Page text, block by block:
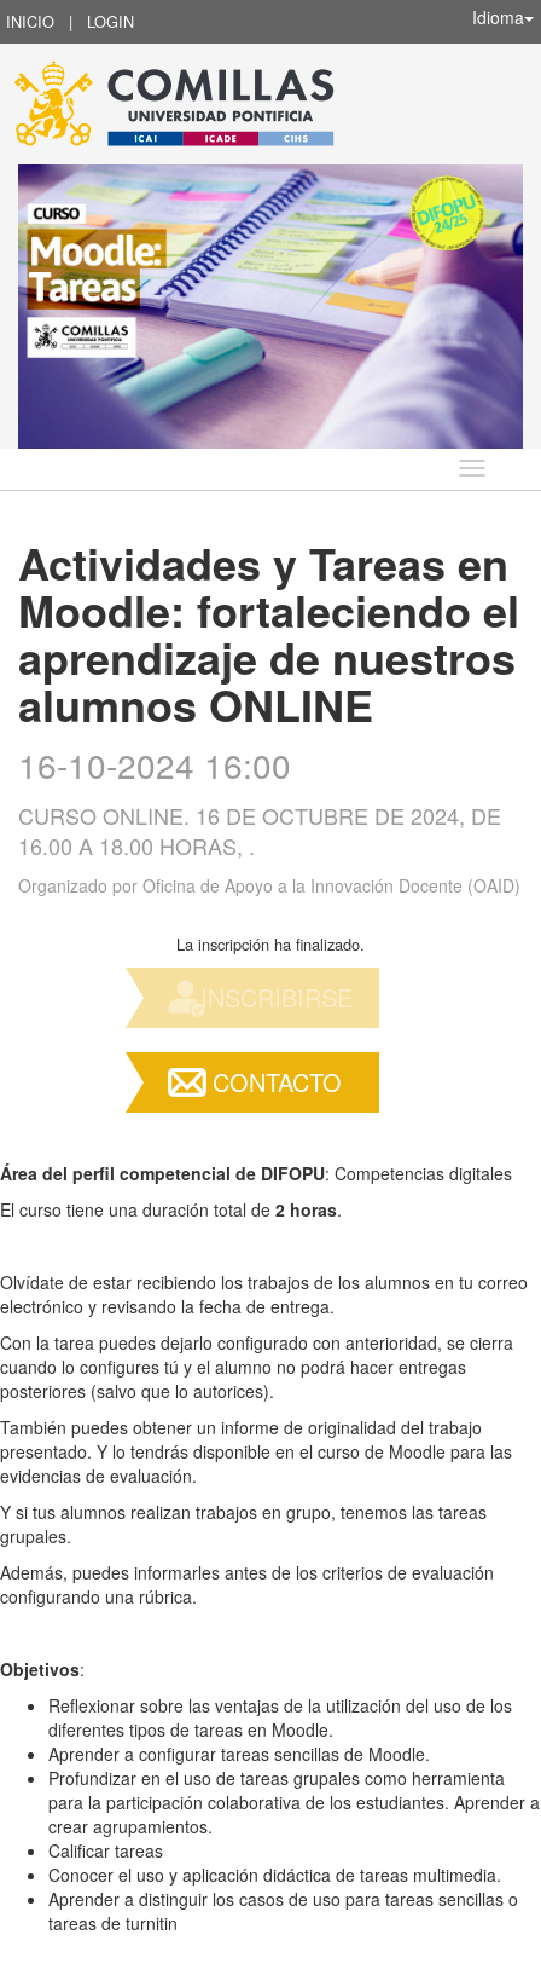
INICIO | LOGIN Idioma
Idioma
Actividades y Tareas en
Moodle: fortaleciendo el
aprendizaje de nuestros
alumnos ONLINE
16-10-2024 16:00
CURSO ONLINE. 16 DE OCTUBRE DE 2024, DE
16.00 A 18.00 HORAS, .
Organizado por Oficina de Apoyo a la Innovación Docente (OAID)
La inscripción ha finalizado.
INSCRIBIRSE
CONTACTO
Área del perfil competencial de DIFOPU: Competencias digitales
El curso tiene una duración total de 2 horas.
Olvídate de estar recibiendo los trabajos de los alumnos en tu correo
electrónico y revisando la fecha de entrega.
Con la tarea puedes dejarlo configurado con anterioridad, se cierra
cuando lo configures tú y el alumno no podrá hacer entregas
posteriores (salvo que lo autorices).
También puedes obtener un informe de originalidad del trabajo
presentado. Y lo tendrás disponible en el curso de Moodle para las
evidencias de evaluación.
Y si tus alumnos realizan trabajos en grupo, tenemos las tareas
grupales.
Además, puedes informarles antes de los criterios de evaluación
configurando una rúbrica.
Objetivos:
Reflexionar sobre las ventajas de la utilización del uso de los
diferentes tipos de tareas en Moodle.
Aprender a configurar tareas sencillas de Moodle.
Profundizar en el uso de tareas grupales como herramienta
para la participación colaborativa de los estudiantes. Aprender a
crear agrupamientos.
Calificar tareas
Conocer el uso y aplicación didáctica de tareas multimedia.
Aprender a distinguir los casos de uso para tareas sencillas o
tareas de turnitin